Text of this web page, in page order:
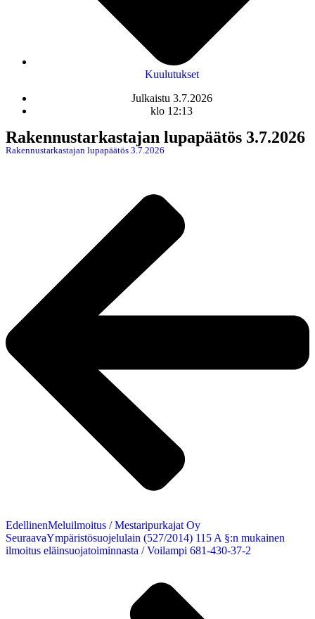
Kuulutukset
Julkaistu 3.7.2026
klo 12:13
Rakennustarkastajan lupapäätös 3.7.2026
Rakennustarkastajan lupapäätös 3.7.2026
EdellinenMeluilmoitus / Mestaripurkajat Oy
SeuraavaYmpäristösuojelulain (527/2014) 115 A §:n mukainen
ilmoitus eläinsuojatoiminnasta / Voilampi 681-430-37-2